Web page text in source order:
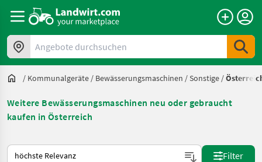
Angebote durchsuchen
/ Kommunalgeräte / Bewässerungsmaschinen /Sonstige /
Weitere Bewässerungsmaschinen neu oder gebraucht
kaufen in Österreich
So wird auf Landwirt.com sortiert
Filter